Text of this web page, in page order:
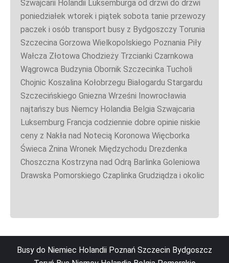
Szwajcarii Holandii Luksemburga od drzwi do drzwi
poniedziałek wtorek i piątek sobota tanie przewozy
paczek i osób transport busy z Bydgoszczy Torunia
Szczecina Gorzowa Wielkopolskiego Poznania Piły
Wałcza Złotowa Chodzieży Trzcianki Czarnkowa
Wągrowca Budzynia Obornik Szczecinka Tucholi
Chojnic Koszalina Kołobrzegu Białogardu Stargardu
Szczecińskiego Gniezna Wrześni Inowrocławia
najtańszy bus Niemcy Holandia Belgia Szwajcaria
Luksemburg Francja codziennie dobre opinie niskie
ceny z Nakła nad Notecią Koronowa Więcborka
Świeca Żnina Wronek Międzychodu Drezdenka
Choszczna Kostrzyna nad Odrą Barlinka Goleniowa
Drawska Pomorskiego Czaplinka Grudziądza i okolic
Busy do Niemiec Holandii Poznań Szczecin Bydgoszcz